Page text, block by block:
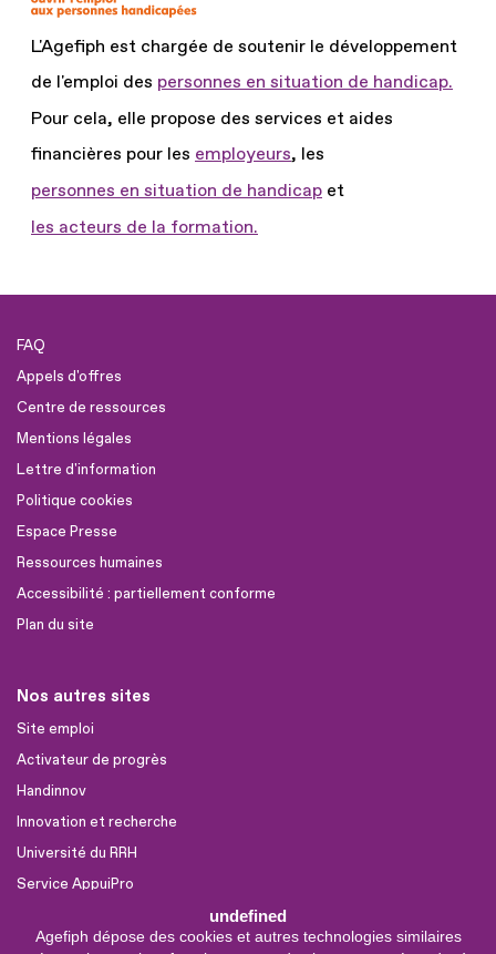
undefined
Agefiph dépose des cookies et autres technologies similaires
L'Agefiph est chargée de soutenir le développement
de l'emploi des personnes en situation de handicap.
Pour cela, elle propose des services et aides
financières pour les employeurs, les
personnes en situation de handicap et
les acteurs de la formation.
FAQ
Appels d'offres
Centre de ressources
Mentions légales
Lettre d'information
Politique cookies
Espace Presse
Ressources humaines
Accessibilité : partiellement conforme
Plan du site
Nos autres sites
Site emploi
Activateur de progrès
Handinnov
Innovation et recherche
Université du RRH
Service AppuiPro
Nous suivre